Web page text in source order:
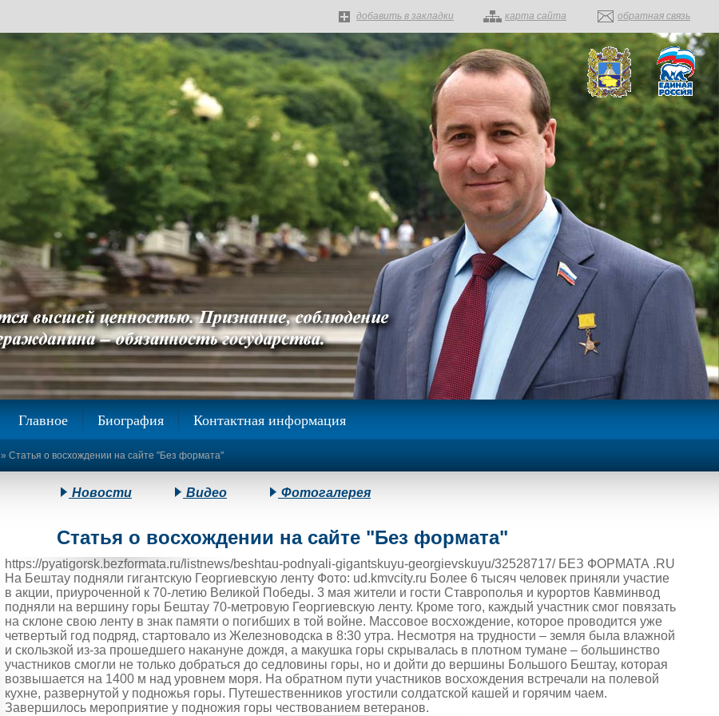
добавить в закладки карта сайта обратная связь
Главное Биография Контактная информация
» Статья о восхождении на сайте "Без формата"
Новости Видео Фотогалерея
Статья о восхождении на сайте "Без формата"
https://pyatigorsk.bezformata.ru/listnews/beshtau-podnyali-gigantskuyu-georgievskuyu/32528717/ БЕЗ ФОРМАТА .RU
На Бештау подняли гигантскую Георгиевскую ленту Фото: ud.kmvcity.ru Более 6 тысяч человек приняли участие
в акции, приуроченной к 70-летию Великой Победы. 3 мая жители и гости Ставрополья и курортов Кавминвод
подняли на вершину горы Бештау 70-метровую Георгиевскую ленту. Кроме того, каждый участник смог повязать
на склоне свою ленту в знак памяти о погибших в той войне. Массовое восхождение, которое проводится уже
четвертый год подряд, стартовало из Железноводска в 8:30 утра. Несмотря на трудности – земля была влажной
и скользкой из-за прошедшего накануне дождя, а макушка горы скрывалась в плотном тумане – большинство
участников смогли не только добраться до седловины горы, но и дойти до вершины Большого Бештау, которая
возвышается на 1400 м над уровнем моря. На обратном пути участников восхождения встречали на полевой
кухне, развернутой у подножья горы. Путешественников угостили солдатской кашей и горячим чаем.
Завершилось мероприятие у подножия горы чествованием ветеранов.